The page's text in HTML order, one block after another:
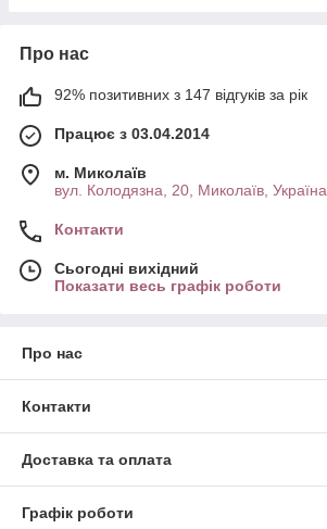
Про нас
92% позитивних з 147 відгуків за рік
Працює з 03.04.2014
м. Миколаїв
вул. Колодязна, 20, Миколаїв, Україна
Контакти
Сьогодні вихідний
Показати весь графік роботи
Про нас
Контакти
Доставка та оплата
Графік роботи